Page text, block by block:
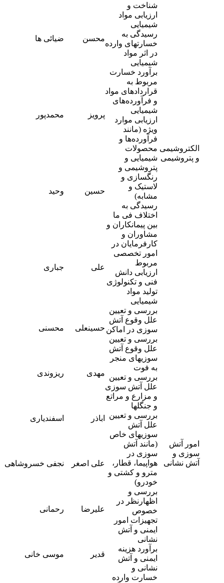
الکتروشیمی
و پتروشیمی
شناخت و
ارزیابی مواد
شیمیایی
رسیدگی به
خسارتهای وارده
در اثر مواد
شیمیایی
برآورد خسارت
مربوط به
قراردادهای مواد
و فرآورده‌های
شیمیایی
ارزیابی موارد
ویژه (مانند
فرآورده‌ها و
محصولات
شیمیایی و
پتروشیمی و
رنگسازی و
لاستیک و
مشابه)
رسیدگی به
اختلاف فی ما
بین پیمانکاران و
مشاوران و
کارفرمایان در
امور تخصصی
مربوط
ارزیابی دانش
فنی و تکنولوژی
تولید مواد
شیمیایی
محسن ضیائی ها
پرویز محمدپور
حسین وحید
علی جباری
امور آتش
سوزی و
آتش نشانی
بررسی و تعیین
علل وقوع آتش
سوزی در اماکن
بررسی و تعیین
علل وقوع آتش
سوزیهای منجر
به فوت
بررسی و تعیین
علل آتش سوزی
و مزارع و مراتع
و جنگلها
بررسی و تعیین
علل آتش
سوزیهای خاص
(مانند آتش
سوزی در
هواپیما، قطار،
مترو و کشتی و
خودرو)
بررسی و
اظهارنظر در
خصوص
تجهیزات امور
ایمنی و آتش
نشانی
برآورد هزینه
ایمنی و آتش
نشانی و
خسارت وارده
حسینعلی محسنی
مهدی ریزوندی
اباذر اسفندیاری
علی اصغر نجفی خسروشاهی
علیرضا رحمانی
قدیر موسی خانی